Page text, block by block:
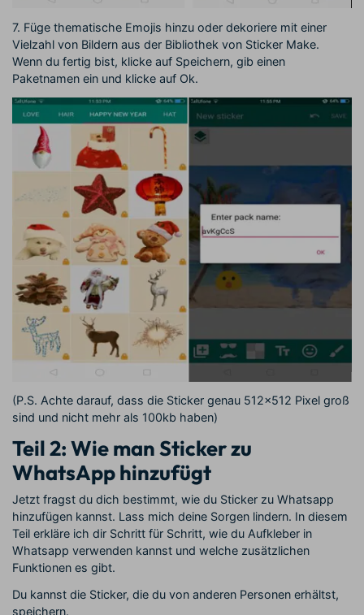
7. Füge thematische Emojis hinzu oder dekoriere mit einer
Vielzahl von Bildern aus der Bibliothek von Sticker Make.
Wenn du fertig bist, klicke auf Speichern, gib einen
Paketnamen ein und klicke auf Ok.
(P.S. Achte darauf, dass die Sticker genau 512x512 Pixel groß
sind und nicht mehr als 100kb haben)
Teil 2: Wie man Sticker zu
WhatsApp hinzufügt
Jetzt fragst du dich bestimmt, wie du Sticker zu Whatsapp
hinzufügen kannst. Lass mich deine Sorgen lindern. In diesem
Teil erkläre ich dir Schritt für Schritt, wie du Aufkleber in
Whatsapp verwenden kannst und welche zusätzlichen
Funktionen es gibt.
Du kannst die Sticker, die du von anderen Personen erhältst,
speichern.